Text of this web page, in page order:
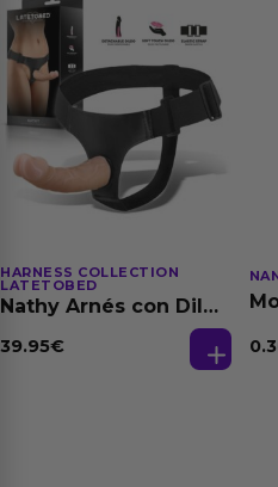
HARNESS COLLECTION
LATETOBED
Nathy Arnés con Dildo
39.95€